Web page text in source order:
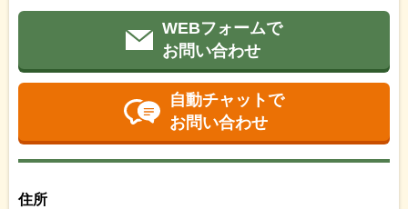
WEBフォームで
お問い合わせ
自動チャットで
お問い合わせ
住所